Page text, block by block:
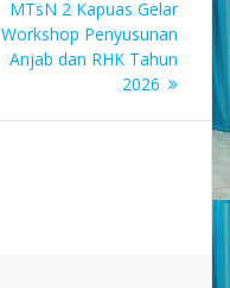
MTsN 2 Kapuas Gelar
Workshop Penyusunan
Anjab dan RHK Tahun
2026